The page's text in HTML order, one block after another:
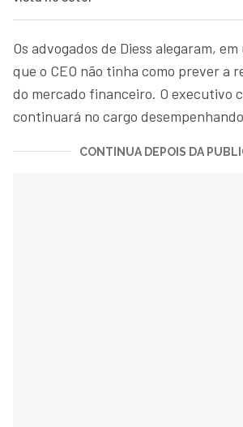
Os advogados de Diess alegaram,
que o CEO não tinha como prever a
do mercado financeiro. O executivo
continuará no cargo
CONTINUA DEPOIS DA